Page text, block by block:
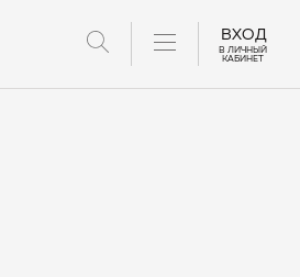
ВХОД
В ЛИЧНЫЙ
КАБИНЕТ